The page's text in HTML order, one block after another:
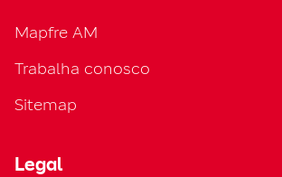
Mapfre AM
Trabalha conosco
Sitemap
Legal